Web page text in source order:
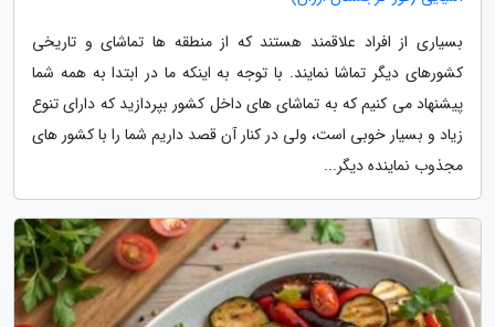
بسیاری از افراد علاقمند هستند که از منطقه ها تماشای و تاریخی
کشورهای دیگر تماشا نمایند. با توجه به اینکه ما در ابتدا به همه شما
پیشنهاد می کنیم که به تماشای های داخل کشور بپردازید که دارای تنوع
زیاد و بسیار خوبی است، ولی در کنار آن قصد داریم شما را با کشور های
مجذوب نماینده دیگر...